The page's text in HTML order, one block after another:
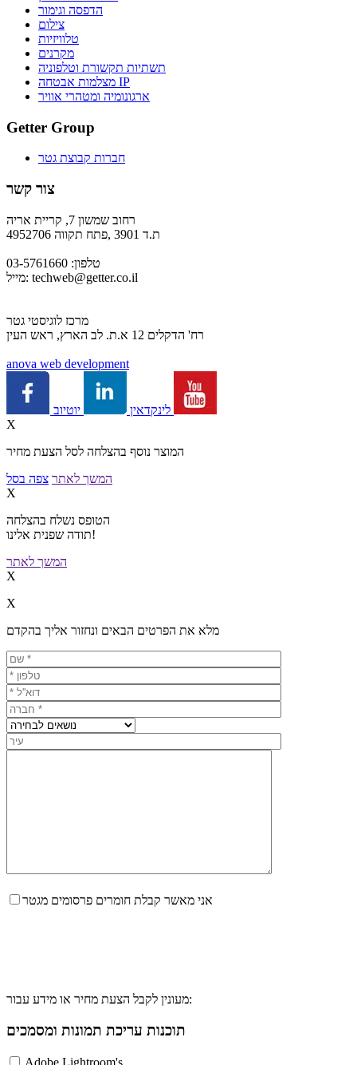
הדפסה וגימור
צילום
טלוויזיות
מקרנים
תשתיות תקשורת וטלפוניה
מצלמות אבטחה IP
ארגונומיה ומטהרי אוויר
Getter Group
חברות קבוצת גטר
צור קשר
רחוב שמשון 7, קריית אריה
ת.ד 3901 ,פתח תקווה 4952706
טלפון: 03-5761660
מייל: techweb@getter.co.il
מרכז לוגיסטי גטר
רח' הדקלים 12 א.ת. לב הארץ, ראש העין
anova web development
לינקדאין
X
המוצר נוסף בהצלחה לסל הצעת מחיר
המשך לאתר צפה בסל
X
הטופס נשלח בהצלחה
תודה שפנית אלינו!
המשך לאתר
X
X
מלא את הפרטים הבאים ונחזור אליך בהקדם
אני מאשר קבלת חומרים פרסומים מגטר
מעונין לקבל הצעת מחיר או מידע עבור:
תוכנות עריכת תמונות ומסמכים